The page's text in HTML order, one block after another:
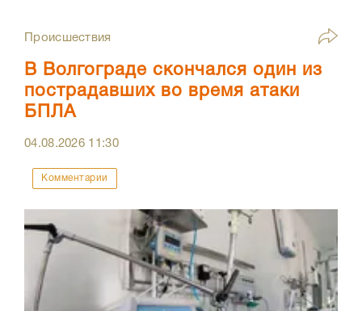
Происшествия
В Волгограде скончался один из
пострадавших во время атаки
БПЛА
04.08.2026 11:30
Комментарии